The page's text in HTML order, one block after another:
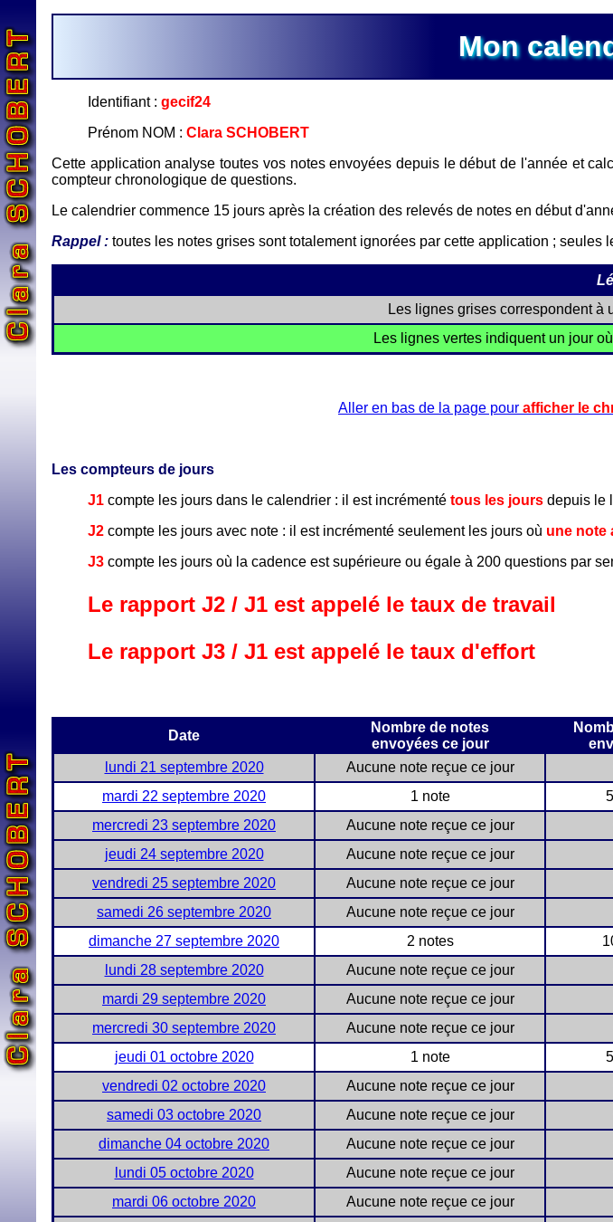
Mon
Identifiant : gecif24
Prénom NOM : Clara SCHOBERT
Cette application analyse toutes vos notes envoyées depuis le début de l'année et
compteur chronologique de questions.
Le calendrier commence 15 jours après la création des relevés de notes en début
Rappel : toutes les notes grises sont totalement ignorées par cette application ;
Les lignes grises correspondent à
Les lignes vertes indiquent un jour où
Aller en bas de la page pour afficher le
Les compteurs de jours
J1 compte les jours dans le calendrier : il est incrémenté tous les jours depuis le
J2 compte les jours avec note : il est incrémenté seulement les jours où une note
J3 compte les jours où la cadence est supérieure ou égale à 200 questions par
Le rapport J2 / J1 est appelé le taux de travail
Le rapport J3 / J1 est appelé le taux d'effort
Date
Nombre de notes
envoyées ce jour
lundi 21 septembre 2020 Aucune note reçue ce jour
mardi 22 septembre 2020
1 note
mercredi 23 septembre 2020
Aucune note reçue ce jour
jeudi 24 septembre 2020
Aucune note reçue ce jour
vendredi 25 septembre 2020
Aucune note reçue ce jour
samedi 26 septembre 2020
Aucune note reçue ce jour
dimanche 27 septembre 2020
2 notes
lundi 28 septembre 2020
Aucune note reçue ce jour
mardi 29 septembre 2020
Aucune note reçue ce jour
mercredi 30 septembre 2020
Aucune note reçue ce jour
jeudi 01 octobre 2020
1 note
vendredi 02 octobre 2020
Aucune note reçue ce jour
samedi 03 octobre 2020
Aucune note reçue ce jour
dimanche 04 octobre 2020
Aucune note reçue ce jour
lundi 05 octobre 2020
Aucune note reçue ce jour
mardi 06 octobre 2020
Aucune note reçue ce jour